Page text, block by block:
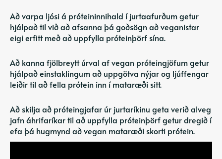
Að varpa ljósi á próteininnihald í jurtaafurðum getur
hjálpað til við að afsanna þá goðsögn að veganistar
eigi erfitt með að uppfylla próteinþörf sína.
Að kanna fjölbreytt úrval af vegan próteingjöfum getur
hjálpað einstaklingum að uppgötva nýjar og ljúffengar
leiðir til að fella prótein inn í mataræði sitt.
Að skilja að próteingjafar úr jurtaríkinu geta verið alveg
jafn áhrifaríkar til að uppfylla próteinþörf getur dregið í
efa þá hugmynd að vegan mataræði skorti prótein.